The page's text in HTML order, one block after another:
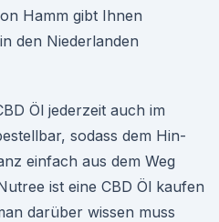
Hamm gibt Ihnen
den Niederlanden
Öl jederzeit auch im
sodass dem Hin-
einfach aus dem Weg
ist eine CBD Öl kaufen
darüber wissen muss